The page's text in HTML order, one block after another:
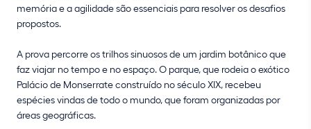
memória e a agilidade são essenciais para resolver os desafios
propostos.
A prova percorre os trilhos sinuosos de um jardim botânico que
faz viajar no tempo e no espaço. O parque, que rodeia o exótico
Palácio de Monserrate construído no século XIX, recebeu
espécies vindas de todo o mundo, que foram organizadas por
áreas geográficas.